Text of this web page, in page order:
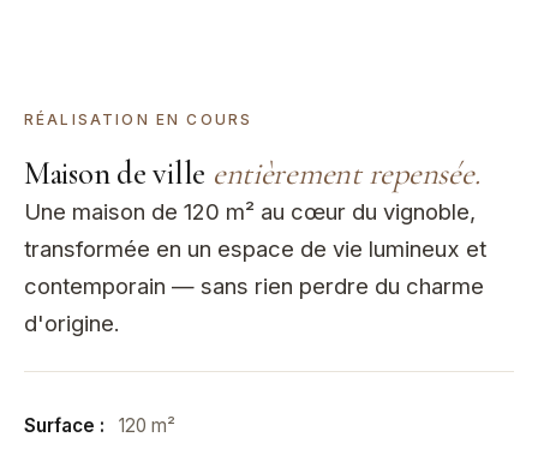
RÉALISATION EN COURS
Maison de ville entièrement repensée.
Une maison de 120 m² au cœur du vignoble,
transformée en un espace de vie lumineux et
contemporain — sans rien perdre du charme
d'origine.
Surface : 120 m²